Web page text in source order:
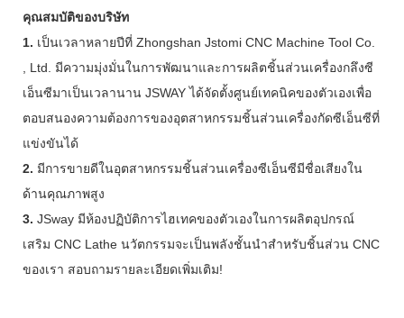
คุณสมบัติของบริษัท
1. เป็นเวลาหลายปีที่ Zhongshan Jstomi CNC Machine Tool Co.
, Ltd. มีความมุ่งมั่นในการพัฒนาและการผลิตชิ้นส่วนเครื่องกลึงซี
เอ็นซีมาเป็นเวลานาน JSWAY ได้จัดตั้งศูนย์เทคนิคของตัวเองเพื่อ
ตอบสนองความต้องการของอุตสาหกรรมชิ้นส่วนเครื่องกัดซีเอ็นซีที่
แข่งขันได้
2. มีการขายดีในอุตสาหกรรมชิ้นส่วนเครื่องซีเอ็นซีมีชื่อเสียงใน
ด้านคุณภาพสูง
3. JSway มีห้องปฏิบัติการไฮเทคของตัวเองในการผลิตอุปกรณ์
เสริม CNC Lathe นวัตกรรมจะเป็นพลังชั้นนำสำหรับชิ้นส่วน CNC
ของเรา สอบถามรายละเอียดเพิ่มเติม!